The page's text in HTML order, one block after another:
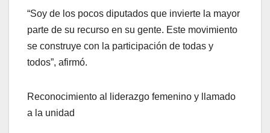
“Soy de los pocos diputados que invierte la mayor
parte de su recurso en su gente. Este movimiento
se construye con la participación de todas y
todos”, afirmó.
Reconocimiento al liderazgo femenino y llamado
a la unidad